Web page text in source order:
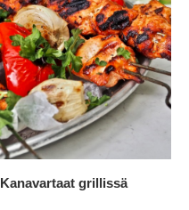
Kanavartaat grillissä